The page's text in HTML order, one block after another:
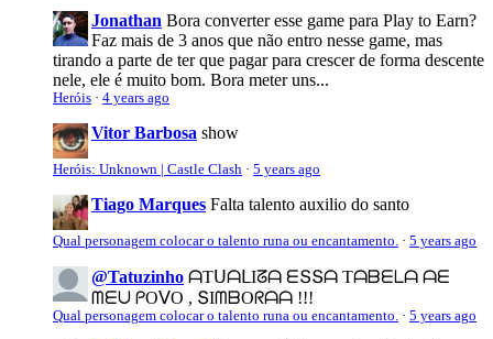
Jonathan Bora converter esse game para Play to Earn?
Faz mais de 3 anos que não entro nesse game, mas
tirando a parte de ter que pagar para crescer de forma descente
nele, ele é muito bom. Bora meter uns...
Heróis · 4 years ago
Vitor Barbosa show
Heróis: Unknown | Castle Clash · 5 years ago
Tiago Marques Falta talento auxilio do santo
Qual personagem colocar o talento runa ou encantamento. · 5 years ago
@Tatuzinho ᗩTᑌᗩᒪIᘔᗩ ᗴՏՏᗩ Tᗩᗷᗴᒪᗩ ᗩᗴ
ᗰᗴᑌ ᑭOᐯO , ՏIᗰᗷOᖇᗩᗩ !!!
Qual personagem colocar o talento runa ou encantamento. · 5 years ago